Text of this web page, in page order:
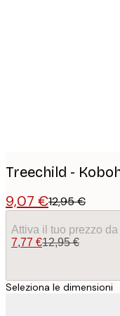
Treechild -
9,07 €12,95 €
Attiva il tuo prezzo da
7,77 €12,95 €
Seleziona le dimensioni